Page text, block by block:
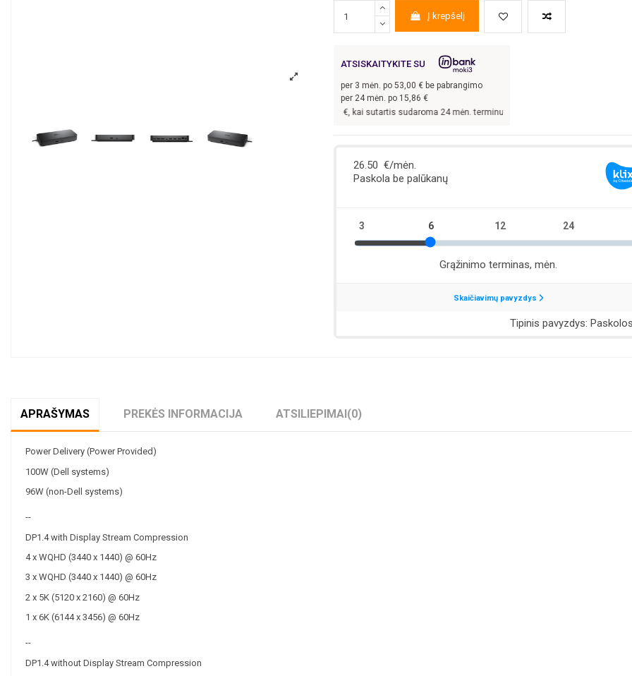
Į krepšelį
ATSISKAITYKITE SU
per 3 mėn. po 53,00 € be pabrangimo
per 24 mėn. po 15,86 €
€, kai sutartis sudaroma 24 mėn. terminui, metinė palūkanų norma –
APRAŠYMAS PREKĖS INFORMACIJA ATSILIEPIMAI(0)
Power Delivery (Power Provided)
100W (Dell systems)
96W (non-Dell systems)
--
DP1.4 with Display Stream Compression
4 x WQHD (3440 x 1440) @ 60Hz
3 x WQHD (3440 x 1440) @ 60Hz
2 x 5K (5120 x 2160) @ 60Hz
1 x 6K (6144 x 3456) @ 60Hz
--
DP1.4 without Display Stream Compression